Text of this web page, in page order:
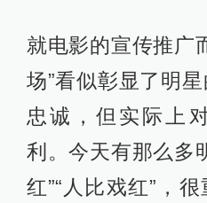
就电影的宣传推广
场”看似彰显了明
忠诚，但实际上
利。今天有那么多
红”“人比戏红”，